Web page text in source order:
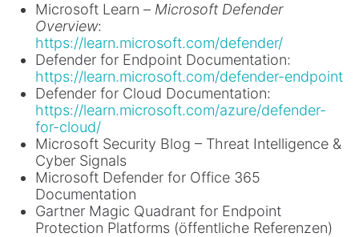
Microsoft Learn – Microsoft Defender
Overview:
https://learn.microsoft.com/defender/
Defender for Endpoint Documentation:
https://learn.microsoft.com/defender-endpoint
Defender for Cloud Documentation:
https://learn.microsoft.com/azure/defender-
for-cloud/
Microsoft Security Blog – Threat Intelligence &
Cyber Signals
Microsoft Defender for Office 365
Documentation
Gartner Magic Quadrant for Endpoint
Protection Platforms (öffentliche Referenzen)